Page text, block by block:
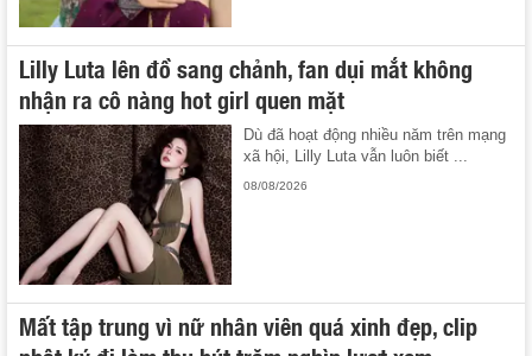
Lilly Luta lên đồ sang chảnh, fan dụi mắt không
nhận ra cô nàng hot girl quen mặt
Dù đã hoạt động nhiều năm trên mạng
xã hội, Lilly Luta vẫn luôn biết ...
08/08/2026
Mất tập trung vì nữ nhân viên quá xinh đẹp, clip